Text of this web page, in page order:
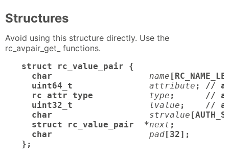
Structures
Avoid using this structure directly. Use the
rc_avpair_get_ functions.
struct rc_value_pair {
  char
name
  uint64_t
attribute ; //
  rc_attr_type
type ;      //
  uint32_t
lvalue ;    //
  char
strvalue
  struct rc_value_pair  *
next ;
  char
pad[32];       //
};